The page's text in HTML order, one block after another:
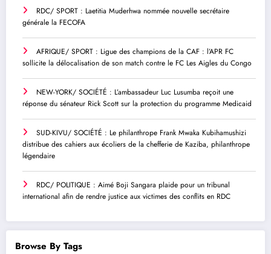
RDC/ SPORT : Laetitia Muderhwa nommée nouvelle secrétaire
générale la FECOFA
AFRIQUE/ SPORT : Ligue des champions de la CAF : l’APR FC
sollicite la délocalisation de son match contre le FC Les Aigles du Congo
NEW-YORK/ SOCIÉTÉ : L’ambassadeur Luc Lusumba reçoit une
réponse du sénateur Rick Scott sur la protection du programme Medicaid
SUD-KIVU/ SOCIÉTÉ : Le philanthrope Frank Mwaka Kubihamushizi
distribue des cahiers aux écoliers de la chefferie de Kaziba, philanthrope
légendaire
RDC/ POLITIQUE : Aimé Boji Sangara plaide pour un tribunal
international afin de rendre justice aux victimes des conflits en RDC
Browse By Tags